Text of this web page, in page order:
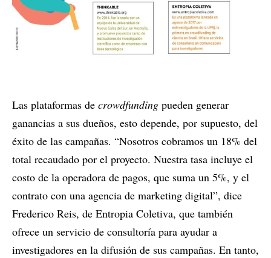
Las plataformas de crowdfunding pueden generar
ganancias a sus dueños, esto depende, por supuesto, del
éxito de las campañas. “Nosotros cobramos un 18% del
total recaudado por el proyecto. Nuestra tasa incluye el
costo de la operadora de pagos, que suma un 5%, y el
contrato con una agencia de marketing digital”, dice
Frederico Reis, de Entropia Coletiva, que también
ofrece un servicio de consultoría para ayudar a
investigadores en la difusión de sus campañas. En tanto,